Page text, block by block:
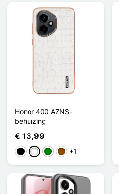
Honor 400 AZNS-
behuizing
€ 13,99
ZwartWit GroenBruin+1